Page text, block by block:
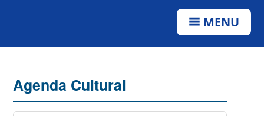
MENU
Agenda Cultural
5:00